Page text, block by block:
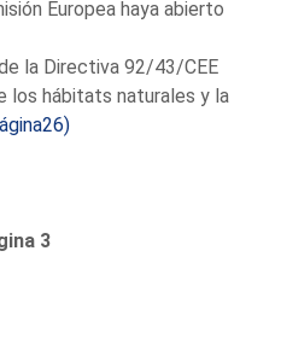
Europea haya abierto
la Directiva 92/43/CEE
los hábitats naturales y la
3